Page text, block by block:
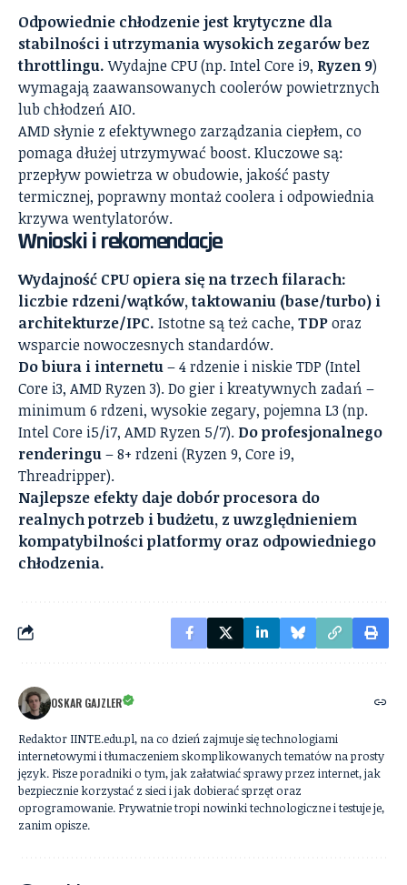
Odpowiednie chłodzenie jest krytyczne dla
stabilności i utrzymania wysokich zegarów bez
throttlingu.Wydajne CPU (np. Intel Core i9, Ryzen 9)
wymagają zaawansowanych coolerów powietrznych
lub chłodzeń AIO.
AMD słynie z efektywnego zarządzania ciepłem, co
pomaga dłużej utrzymywać boost. Kluczowe są:
przepływ powietrza w obudowie, jakość pasty
termicznej, poprawny montaż coolera i odpowiednia
krzywa wentylatorów.
Wnioski i rekomendacje
Wydajność CPU opiera się na trzech filarach:
liczbie rdzeni/wątków, taktowaniu (base/turbo) i
architekturze/IPC. Istotne są też cache, TDPoraz
wsparcie nowoczesnych standardów.
Do biura i internetu– 4 rdzenie i niskie TDP (Intel
Core i3, AMD Ryzen 3). Do gier i kreatywnych zadań –
minimum 6 rdzeni, wysokie zegary, pojemna L3 (np.
Intel Core i5/i7, AMD Ryzen 5/7). Do profesjonalnego
renderingu– 8+ rdzeni (Ryzen 9, Core i9,
Threadripper).
Najlepsze efekty daje dobór procesora do
realnych potrzeb i budżetu, z uwzględnieniem
kompatybilności platformy oraz odpowiedniego
chłodzenia.
OSKAR GAJZLER
Redaktor IINTE.edu.pl, na co dzień zajmuje się technologiami
internetowymi i tłumaczeniem skomplikowanych tematów na prosty
język. Pisze poradniki o tym, jak załatwiać sprawy przez internet, jak
bezpiecznie korzystać z sieci i jak dobierać sprzęt oraz
oprogramowanie. Prywatnie tropi nowinki technologiczne i testuje je,
zanim opisze.